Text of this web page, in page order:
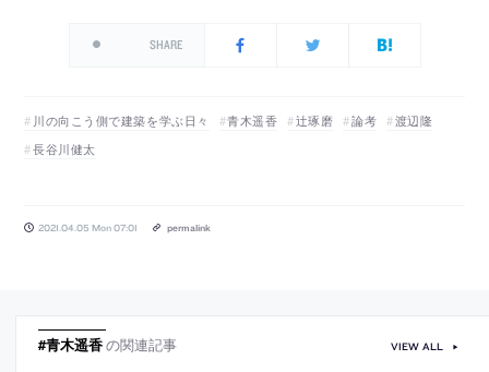
SHARE
川の向こう側で建築を学ぶ日々 青木遥香 辻琢磨 論考
渡辺隆
長谷川健太
2021.04.05 Mon 07:01 permalink
#青木遥香の関連記事 VIEW ALL